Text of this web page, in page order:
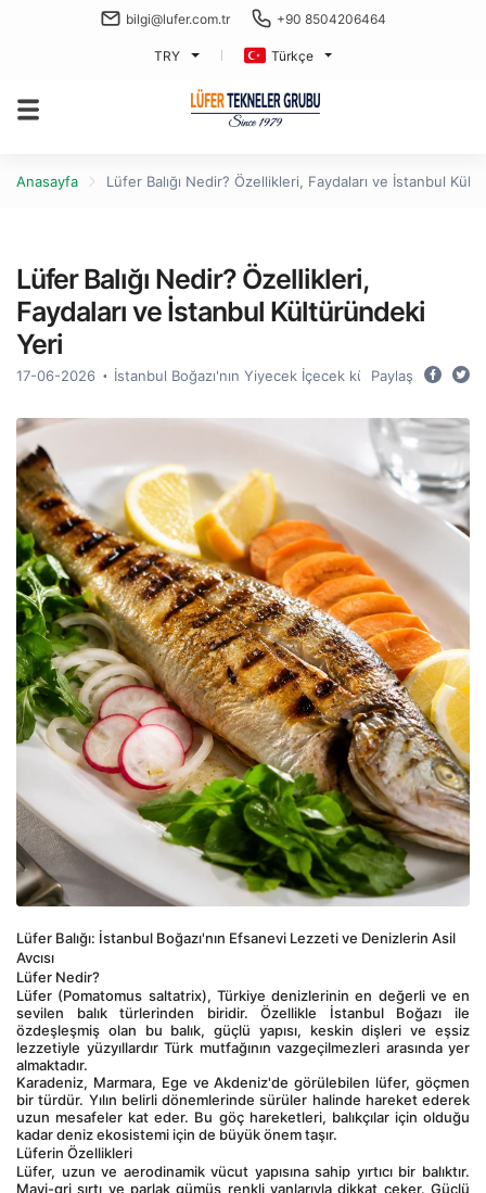
bilgi@lufer.com.tr +90 8504206464
TRY Türkçe
Anasayfa Lüfer Balığı Nedir? Özellikleri, Faydaları ve İstanbul
Lüfer Balığı Nedir? Özellikleri,
Faydaları ve İstanbul Kültüründeki
Yeri
17-06-2026 İstanbul Boğazı'nın Yiyecek İçecek kültürü
Paylaş
Lüfer Balığı: İstanbul Boğazı'nın Efsanevi Lezzeti ve Denizlerin Asil
Avcısı
Lüfer Nedir?
Lüfer (Pomatomus saltatrix), Türkiye denizlerinin en değerli ve en
sevilen balık türlerinden biridir. Özellikle İstanbul Boğazı ile
özdeşleşmiş olan bu balık, güçlü yapısı, keskin dişleri ve eşsiz
lezzetiyle yüzyıllardır Türk mutfağının vazgeçilmezleri arasında yer
almaktadır.
Karadeniz, Marmara, Ege ve Akdeniz'de görülebilen lüfer, göçmen
bir türdür. Yılın belirli dönemlerinde sürüler halinde hareket ederek
uzun mesafeler kat eder. Bu göç hareketleri, balıkçılar için olduğu
kadar deniz ekosistemi için de büyük önem taşır.
Lüferin Özellikleri
Lüfer, uzun ve aerodinamik vücut yapısına sahip yırtıcı bir balıktır.
Mavi-gri sırtı ve parlak gümüş renkli yanlarıyla dikkat çeker. Güçlü